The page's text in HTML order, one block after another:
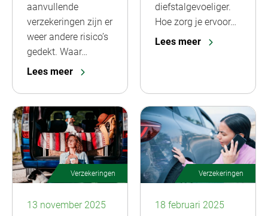
aanvullende
verzekeringen zijn er
weer andere risico’s
gedekt. Waar…
Lees meer
diefstalgevoeliger.
Hoe zorg je ervoor…
Lees meer
Verzekeringen
13 november 2025
Verzekeringen
18 februari 2025